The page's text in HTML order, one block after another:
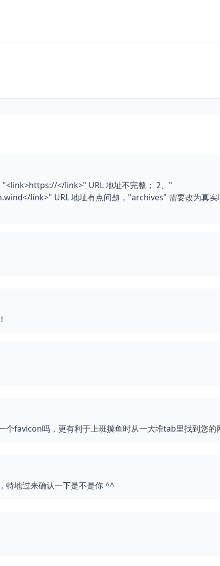
"<link>https://</link>" URL 地址不完整； 2、"
link>" URL 地址有点问题，"archives" 需要改为真实
个favicon吗，更有利于上班摸鱼时从一大堆tab里找到您的
特地过来确认一下是不是你 ^^